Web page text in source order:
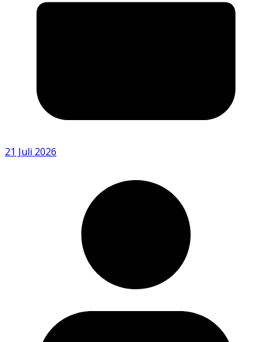
21 Juli 2026